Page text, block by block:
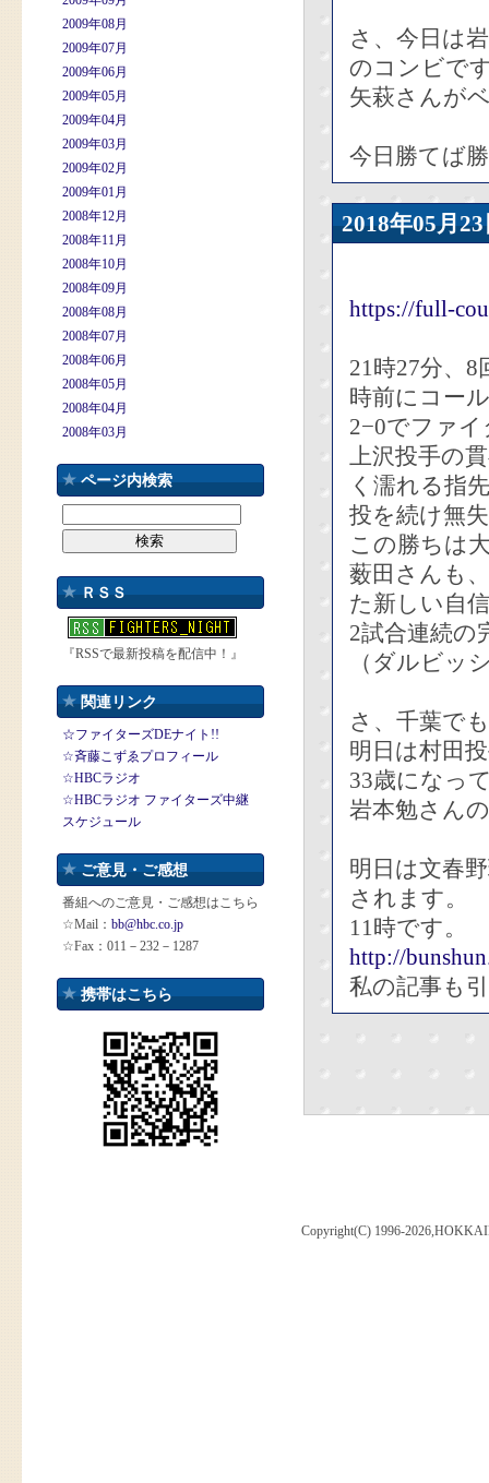
2009年08月
2009年07月
2009年06月
2009年05月
2009年04月
2009年03月
2009年02月
2009年01月
2008年12月
2008年11月
2008年10月
2008年09月
2008年08月
2008年07月
2008年06月
2008年05月
2008年04月
2008年03月
ページ内検索
ＲＳＳ
『RSSで最新投稿を配信中！』
関連リンク
☆ファイターズDEナイト!!
☆斉藤こずゑプロフィール
☆HBCラジオ
☆HBCラジオ ファイターズ中継
スケジュール
ご意見・ご感想
番組へのご意見・ご感想はこちら
☆Mail： bb@hbc.co.jp
☆Fax：011－232－1287
携帯はこちら
さ、今日は
のコンビで
矢萩さんが
今日勝てば
2018年05
https://full-
21時27分、
時前にコー
2−0でファ
上沢投手の
く濡れる指
投を続け無
この勝ちは
薮田さんも
た新しい自
2試合連続の
（ダルビッ
さ、千葉で
明日は村田
33歳になっ
岩本勉さん
明日は文春
されます。
11時です。
http://
私の記事も
Copyright(C) 1996-